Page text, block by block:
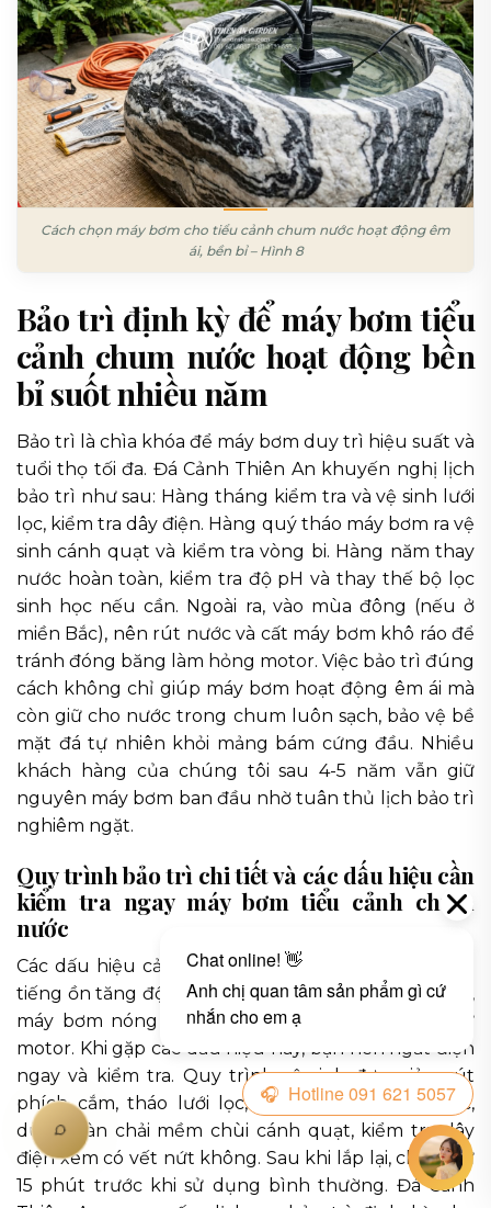
Cách chọn máy bơm cho tiểu cảnh chum nước hoạt động êm
ái, bền bỉ – Hình 8
Bảo trì định kỳ để máy bơm tiểu
cảnh chum nước hoạt động bền
bỉ suốt nhiều năm
Bảo trì là chìa khóa để máy bơm duy trì hiệu suất và
tuổi thọ tối đa. Đá Cảnh Thiên An khuyến nghị lịch
bảo trì như sau: Hàng tháng kiểm tra và vệ sinh lưới
lọc, kiểm tra dây điện. Hàng quý tháo máy bơm ra vệ
sinh cánh quạt và kiểm tra vòng bi. Hàng năm thay
nước hoàn toàn, kiểm tra độ pH và thay thế bộ lọc
sinh học nếu cần. Ngoài ra, vào mùa đông (nếu ở
miền Bắc), nên rút nước và cất máy bơm khô ráo để
tránh đóng băng làm hỏng motor. Việc bảo trì đúng
cách không chỉ giúp máy bơm hoạt động êm ái mà
còn giữ cho nước trong chum luôn sạch, bảo vệ bề
mặt đá tự nhiên khỏi mảng bám cứng đầu. Nhiều
khách hàng của chúng tôi sau 4-5 năm vẫn giữ
nguyên máy bơm ban đầu nhờ tuân thủ lịch bảo trì
nghiêm ngặt.
Quy trình bảo trì chi tiết và các dấu hiệu cần
kiểm tra ngay máy bơm tiểu cảnh chum
nước
Các dấu hiệu cảnh báo máy bơm cần bảo trì ngay:
tiếng ồn tăng đột ngột, lưu lượng nước giảm rõ rệt,
máy bơm nóng bất thường, hoặc có mùi khét từ
motor. Khi gặp các dấu hiệu này, bạn nên ngắt điện
ngay và kiểm tra. Quy trình vệ sinh đơn giản: rút
phích cắm, tháo lưới lọc, rửa sạch dưới vòi nước,
dùng bàn chải mềm chùi cánh quạt, kiểm tra dây
điện xem có vết nứt không. Sau khi lắp lại, chạy thử
15 phút trước khi sử dụng bình thường. Đá Cảnh